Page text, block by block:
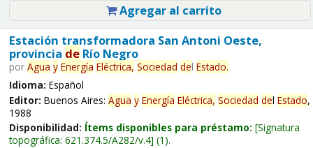
Agregar al carrito
Estación transformadora San Antoni Oeste,
provincia deRío Negro
por Agua y Energía Eléctrica, Sociedad del Estado.
Idioma: Español
Editor: Buenos Aires: Agua y Energía Eléctrica, Sociedad del Estado,
1988
Disponibilidad: Ítems disponibles para préstamo: Signatura
topográfica: 621.374.5/A282/v.4 (1).